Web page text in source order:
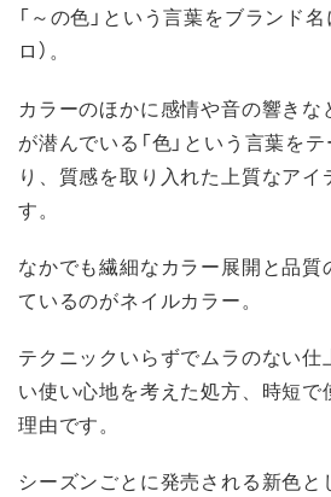
「～の色」という言葉をブランド
ロ）。
カラーのほかに感情や音の響きな
が潜んでいる「色」という言葉を
り、質感を取り入れた上質なアイ
す。
なかでも繊細なカラー展開と品質
ているのがネイルカラー。
テクニックいらずでムラのない仕
い使い心地を考えた処方、時短
理由です。
シーズンごとに発売される新色